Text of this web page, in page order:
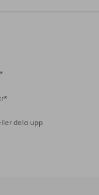
dela upp